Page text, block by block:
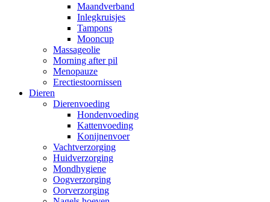
Maandverband
Inlegkruisjes
Tampons
Mooncup
Massageolie
Morning after pil
Menopauze
Erectiestoornissen
Dieren
Dierenvoeding
Hondenvoeding
Kattenvoeding
Konijnenvoer
Vachtverzorging
Huidverzorging
Mondhygiene
Oogverzorging
Oorverzorging